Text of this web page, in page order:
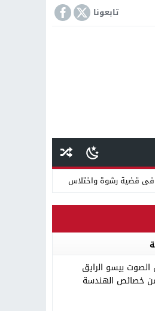
تابعونا
فى قضية رشوة واختلاس
بيسو الرايق
خصائص الهندسة